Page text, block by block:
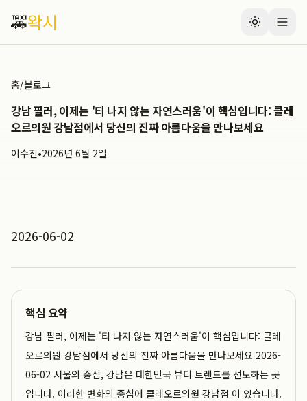
🚕왁시
홈/블로그
강남 필러, 이제는 '티 나지 않는 자연스러움'이 핵심입니다: 클레
오르의원 강남점에서 당신의 진짜 아름다움을 만나보세요
이수진•2026년 6월 2일
2026-06-02
핵심 요약
강남 필러, 이제는 '티 나지 않는 자연스러움'이 핵심입니다: 클레
오르의원 강남점에서 당신의 진짜 아름다움을 만나보세요 2026-
06-02 서울의 중심, 강남은 대한민국 뷰티 트렌드를 선도하는 곳
입니다. 이러한 변화의 중심에 클레오르의원 강남점 이 있습니다.